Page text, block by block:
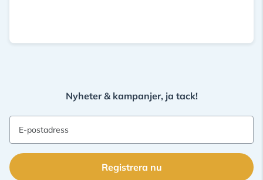
Nyheter & kampanjer, ja tack!
E-postadress
Registrera nu